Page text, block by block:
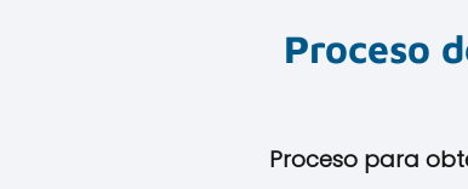
Proceso
Proceso para